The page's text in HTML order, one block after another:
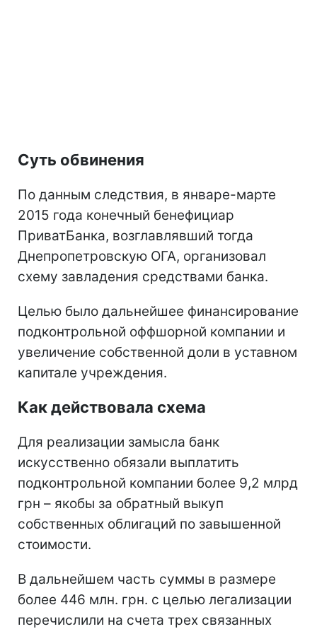
Суть обвинения
По данным следствия, в январе-марте
2015 года конечный бенефициар
ПриватБанка, возглавлявший тогда
Днепропетровскую ОГА, организовал
схему завладения средствами банка.
Целью было дальнейшее финансирование
подконтрольной оффшорной компании и
увеличение собственной доли в уставном
капитале учреждения.
Как действовала схема
Для реализации замысла банк
искусственно обязали выплатить
подконтрольной компании более 9,2 млрд
грн – якобы за обратный выкуп
собственных облигаций по завышенной
стоимости.
В дальнейшем часть суммы в размере
более 446 млн. грн. с целью легализации
перечислили на счета трех связанных